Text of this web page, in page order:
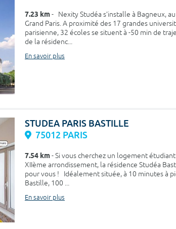
7.23 km- Nexity Studéa s’installe à Bagneux,
Grand Paris. A proximité des 17 grandes
parisienne, 32 écoles se situent à -50 min de
de la résidenc...
En savoir plus
STUDEA PARIS BASTILLE
75012 PARIS
7.54 km- Si vous cherchez un logement étudiant
XIIème arrondissement, la résidence Studéa
pour vous ! Idéalement située, à 10 minutes à
Bastille, 100 ...
En savoir plus